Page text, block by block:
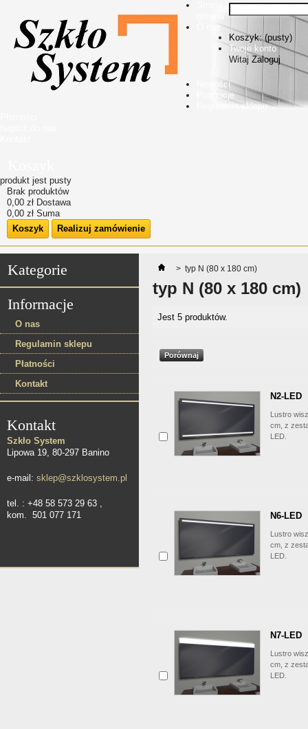
Koszyk:(pusty)
Twoje konto
Witaj Zaloguj
O nas
Nowości
Promocje
Regulamin sklepu
produkt jest pusty
Brak produktów
0,00 zł Dostawa
0,00 zł Suma
Koszyk
Realizuj zamówienie
Kategorie
Informacje
O nas
Regulamin sklepu
Płatności
Kontakt
Kontakt
Szkło System
Lipowa 19, 80-297 Banino
e-mail: sklep@szklosystem.pl
tel. : +48 58 573 29 63 ,
kom. 501 077 171
> typ N (80 x 180 cm)
typ N (80 x 180 cm)
Jest 5 produktów.
N2-LED
Lustro
cm, z
LED.
N6-LED
Lustro
cm, z
LED.
N7-LED
Lustro
cm, z
LED.